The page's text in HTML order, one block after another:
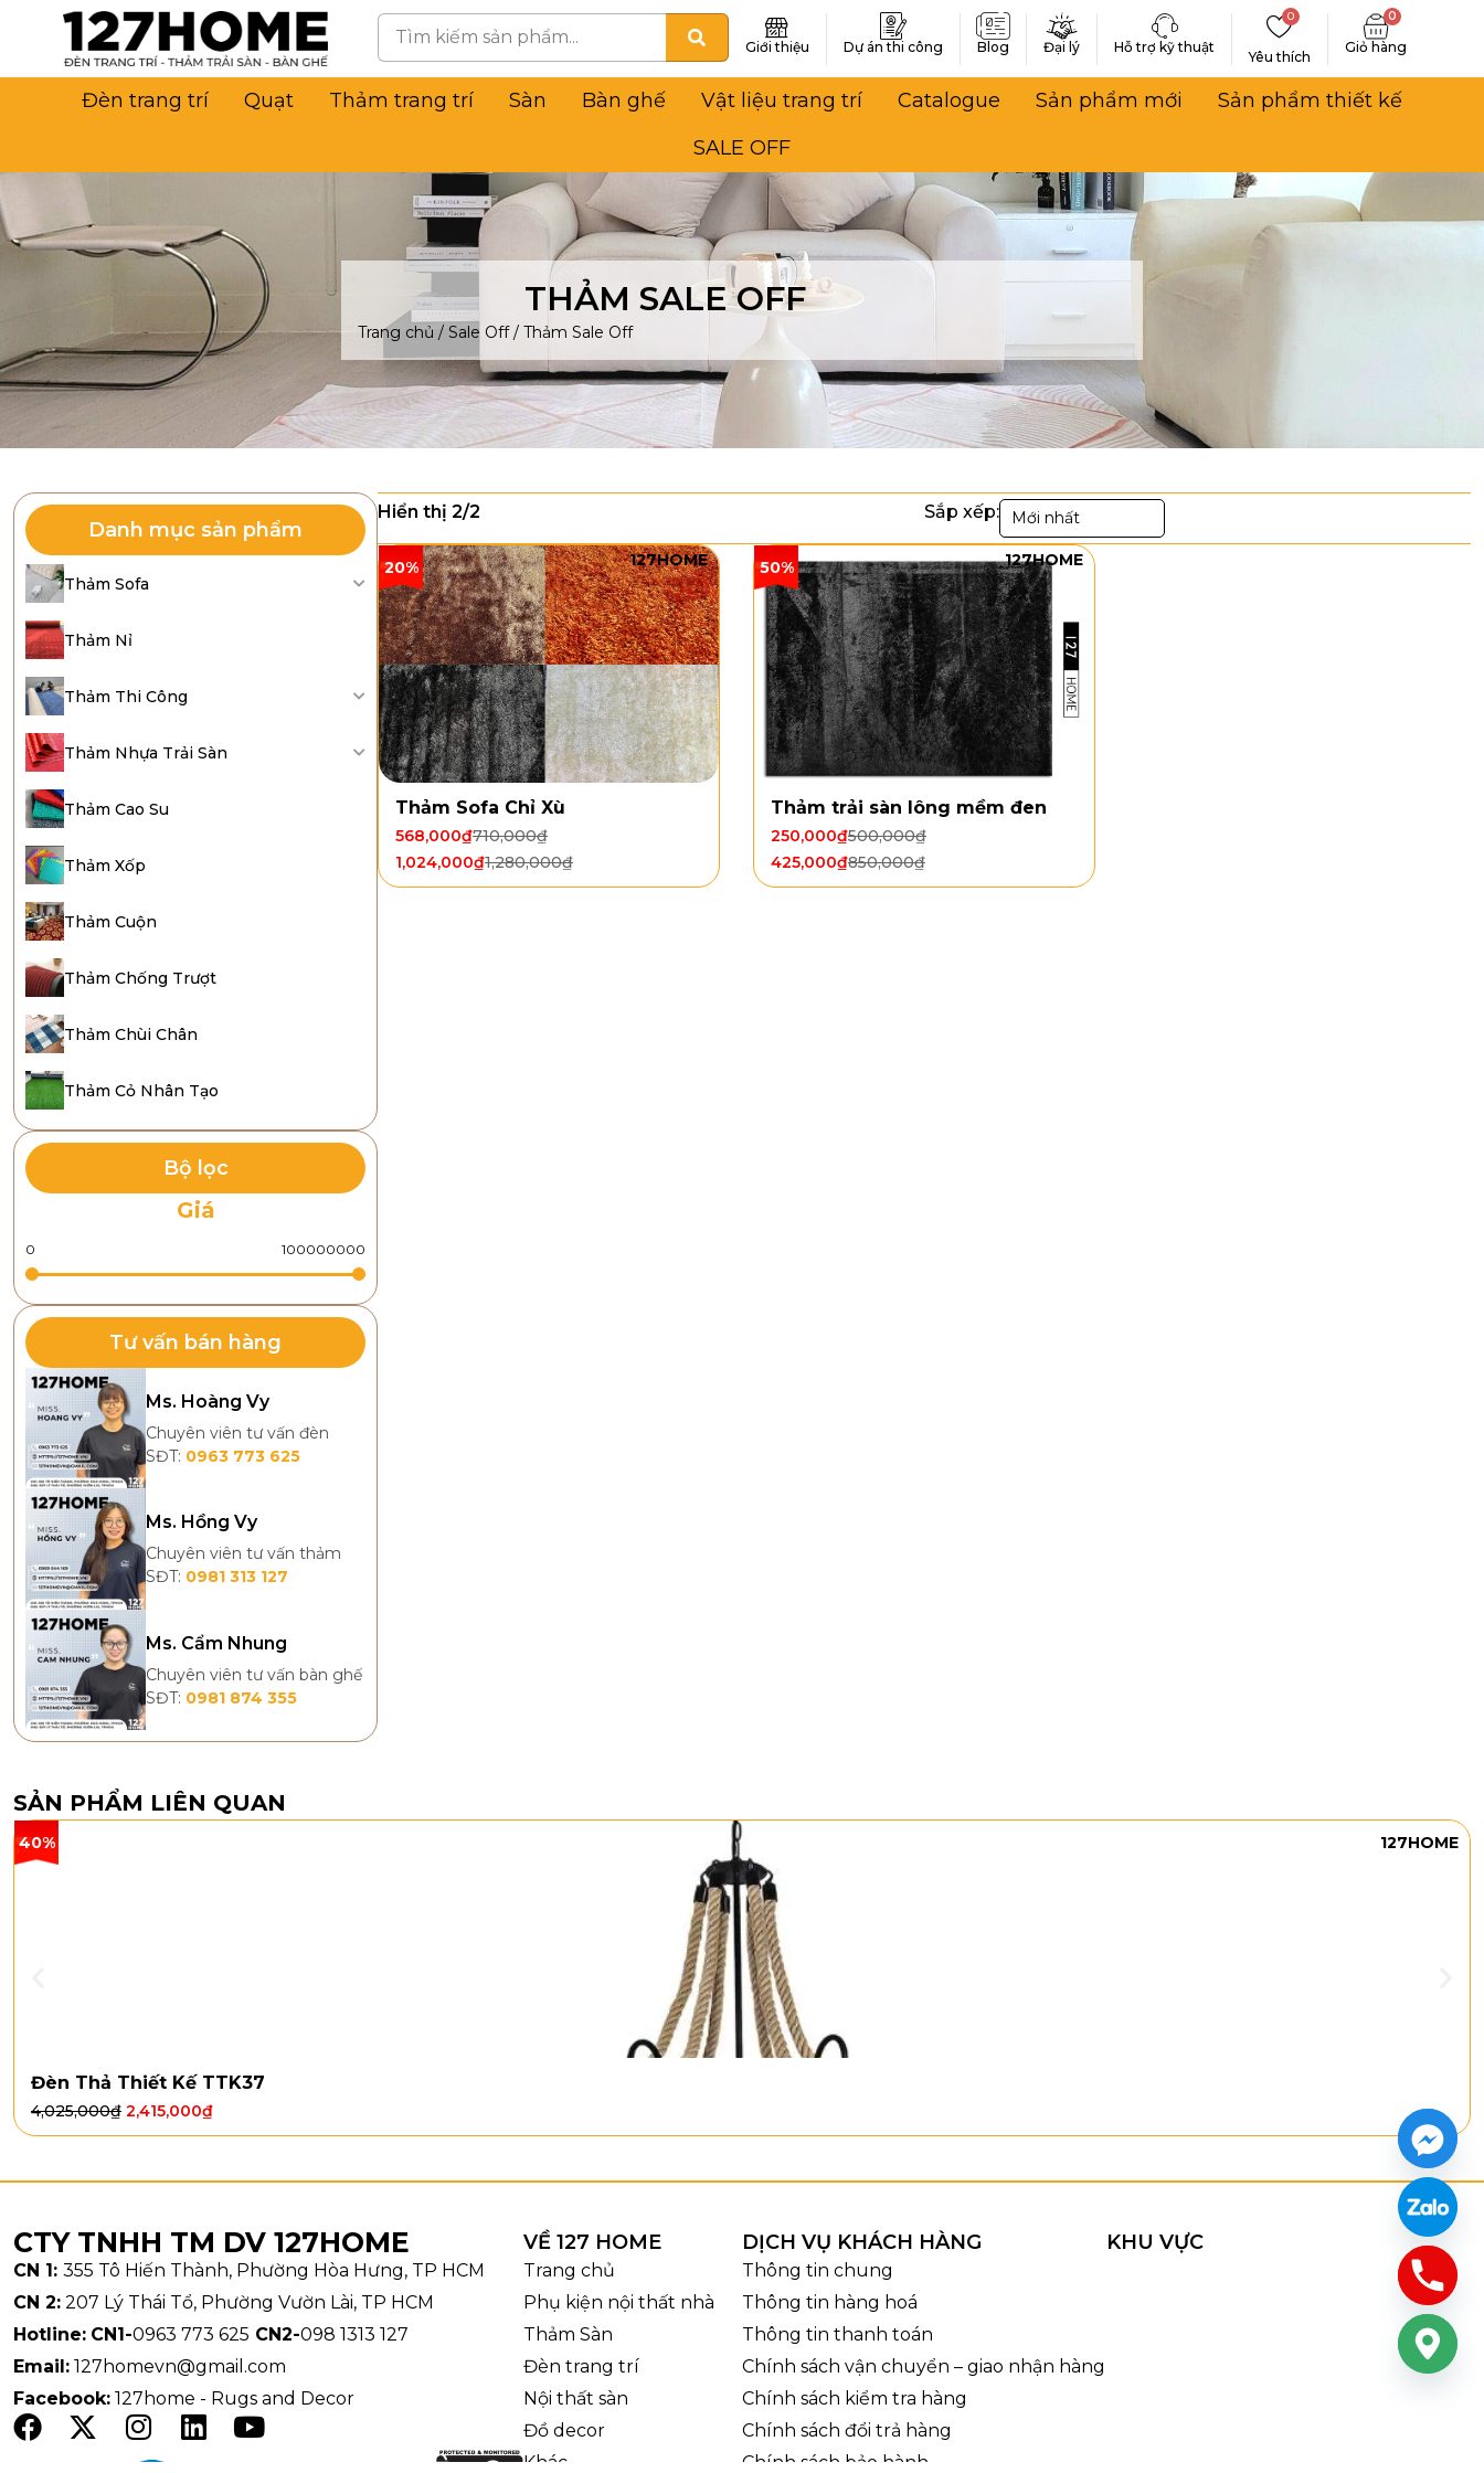
Giới thiệu Dự án thi công Blog Đại lý Hỗ trợ kỹ thuật
Yêu thích
0 0
Đèn trang trí Quạt Thảm trang trí Sàn Bàn ghế Vật liệu trang trí Catalogue Sản phẩm mới
Sản phẩm thiết kế
SALE OFF
THẢM SALE OFF
Trang chủ / Sale Off/ Thảm Sale Off
Danh mục sản phẩm
Thảm Sofa
Thảm Nỉ
Thảm Thi Công
Thảm Nhựa Trải Sàn
Thảm Cao Su
Thảm Xốp
Thảm Cuộn
Thảm Chống Trượt
Thảm Chùi Chân
Thảm Cỏ Nhân Tạo
Bộ lọc
Giá
Tư vấn bán hàng
Ms. Hoàng Vy
Chuyên viên tư vấn đèn
SĐT: 0963 773 625
Ms. Hồng Vy
Chuyên viên tư vấn thảm
SĐT: 0981 313 127
Ms. Cẩm Nhung
Chuyên viên tư vấn bàn ghế
SĐT: 0981 874 355
Hiển thị 2/2 Sắp xếp: Mới nhất
20% 127HOME
Thảm Sofa Chỉ Xù
710,000₫
568,000₫
1,280,000₫
1,024,000₫
50% 127HOME
Thảm trải sàn lông mềm đen
500,000₫
250,000₫
850,000₫
425,000₫
SẢN PHẨM LIÊN QUAN
40% 127HOME
Đèn Thả Thiết Kế TTK37
4,025,000₫ 2,415,000₫
CTY TNHH TM DV 127HOME
CN 1: 355 Tô Hiến Thành, Phường Hòa Hưng, TP HCM
CN 2: 207 Lý Thái Tổ, Phường Vườn Lài, TP HCM
Hotline: CN1-0963 773 625 CN2-098 1313 127
Email: 127homevn@gmail.com
Facebook: 127home - Rugs and Decor
VỀ 127 HOME
Trang chủ
Phụ kiện nội thất nhà
Thảm Sàn
Đèn trang trí
Nội thất sàn
Đồ decor
Khác
DỊCH VỤ KHÁCH HÀNG
Thông tin chung
Thông tin hàng hoá
Thông tin thanh toán
Chính sách vận chuyển – giao nhận hàng
Chính sách kiểm tra hàng
Chính sách đổi trả hàng
Chính sách bảo hành
KHU VỰC